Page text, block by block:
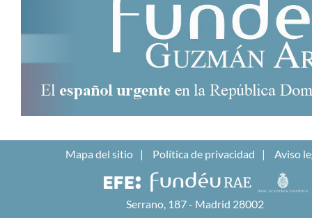
Mapa del sitio Política de privacidad Aviso
Serrano, 187 - Madrid 28002